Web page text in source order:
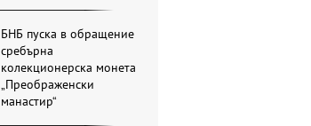
БНБ пуска в обращение
сребърна
колекционерска монета
„Преображенски
манастир“